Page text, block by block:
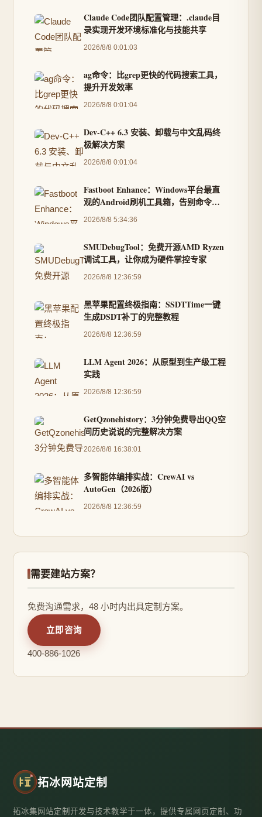
Claude Code团队配置管理：.claude目
录实现开发环境标准化与技能共享
2026/8/8 0:01:03
ag命令：比grep更快的代码搜索工具，
提升开发效率
2026/8/8 0:01:04
Dev-C++ 6.3 安装、卸载与中文乱码终
极解决方案
2026/8/8 0:01:04
Fastboot Enhance：Windows平台最直
观的Android刷机工具箱，告别命令行
复杂操作
2026/8/8 5:34:36
SMUDebugTool：免费开源AMD Ryzen
调试工具，让你成为硬件掌控专家
2026/8/8 12:36:59
黑苹果配置终极指南：SSDTTime一键
生成DSDT补丁的完整教程
2026/8/8 12:36:59
LLM Agent 2026：从原型到生产级工程
实践
2026/8/8 12:36:59
GetQzonehistory：3分钟免费导出QQ空
间历史说说的完整解决方案
2026/8/8 16:38:01
多智能体编排实战：CrewAI vs
AutoGen（2026版）
2026/8/8 12:36:59
需要建站方案？
免费沟通需求，48 小时内出具定制方案。
立即咨询
400-886-1026
拓冰网站定制
拓冰集网站定制开发与技术教学于一体，提供专属网页定制、功